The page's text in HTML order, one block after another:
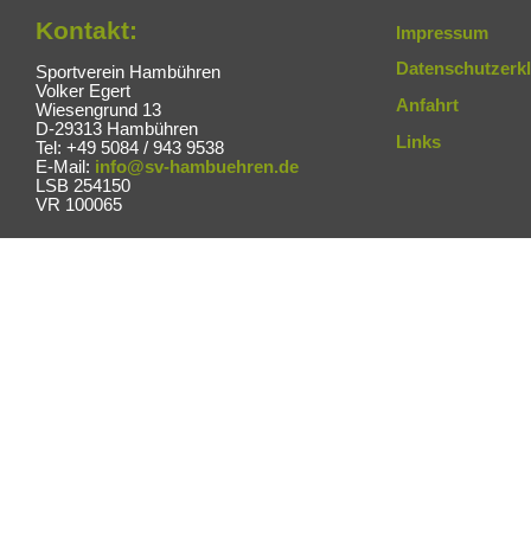
Kontakt:
Sportverein Hambühren
Volker Egert
Wiesengrund 13
D-29313 Hambühren
Tel: +49 5084 / 943 9538
E-Mail: info@sv-hambuehren.de
LSB 254150
VR 100065
Impressum
Anfahrt
Links